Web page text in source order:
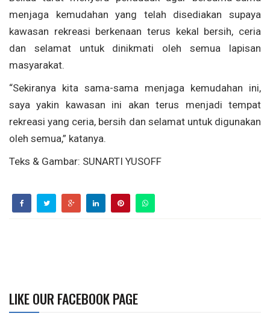
menjaga kemudahan yang telah disediakan supaya
kawasan rekreasi berkenaan terus kekal bersih, ceria
dan selamat untuk dinikmati oleh semua lapisan
masyarakat.
“Sekiranya kita sama-sama menjaga kemudahan ini,
saya yakin kawasan ini akan terus menjadi tempat
rekreasi yang ceria, bersih dan selamat untuk digunakan
oleh semua,” katanya.
Teks & Gambar: SUNARTI YUSOFF
LIKE OUR FACEBOOK PAGE